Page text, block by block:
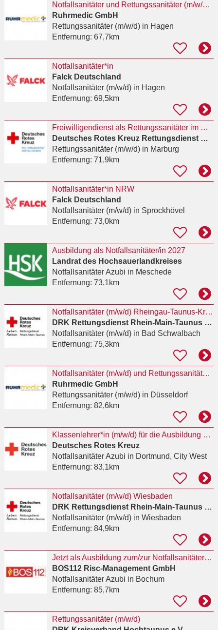
Notfallsanitäter und Rettungssanitäter (m/w/d) in der öffentlichen Notfallrettung in Hagen
Ruhrmedic GmbH
Rettungssanitäter (m/w/d)in Hagen
Entfernung: 67,7km
Notfallsanitäter*in
Falck Deutschland
Notfallsanitäter (m/w/d)in Hagen
Entfernung: 69,5km
Freiwilligendienst als Rettungssanitäter im Wachbereich Wetzlar (all genders welcome) 2027/2028
Deutsches Rotes Kreuz Rettungsdienst Mittelhessen
Rettungssanitäter (m/w/d)in Marburg
Entfernung: 71,9km
Notfallsanitäter*in NRW
Falck Deutschland
Notfallsanitäter (m/w/d)in Sprockhövel
Entfernung: 73,0km
Ausbildung als Notfallsanitäter/in 2027
Landrat des Hochsauerlandkreises
Notfallsanitäter Azubi in Meschede
Entfernung: 73,1km
Notfallsanitäter (m/w/d) Rheingau-Taunus-Kreis
DRK Rettungsdienst Rhein-Main-Taunus gGmbH
Notfallsanitäter (m/w/d)in Bad Schwalbach
Entfernung: 75,3km
Notfallsanitäter (m/w/d) und Rettungssanitäter (m/w/d) für Düsseldorf
Ruhrmedic GmbH
Rettungssanitäter (m/w/d)in Düsseldorf
Entfernung: 82,6km
Klassenlehrer*in (m/w/d) für die Ausbildung von Notfallsanitäter*innen
Deutsches Rotes Kreuz
Notfallsanitäter Azubi in Dortmund, City West
Entfernung: 83,1km
Notfallsanitäter (m/w/d) Wiesbaden
DRK Rettungsdienst Rhein-Main-Taunus gGmbH
Notfallsanitäter (m/w/d)in Wiesbaden
Entfernung: 84,9km
Jetzt als Ausbildung zum/zur Notfallsanitäter:in (Vollzeit) in 44787 Bochum bewerben
BOS112 Risc-Management GmbH
Notfallsanitäter Azubi in Bochum
Entfernung: 85,7km
Rettungssanitäter (m/w/d)